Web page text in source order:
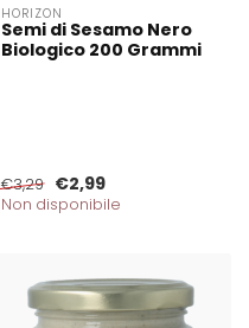
HORIZON
Semi di Sesamo Nero
Biologico 200 Grammi
€3,29 €2,99
Non disponibile